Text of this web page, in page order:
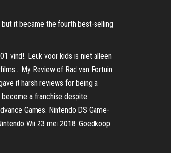
it became the fourth best-selling
vind!. Leuk voor kids is niet alleen
My Review of Rad van Fortuin
it harsh reviews for being a
a franchise despite
Games. Nintendo DS Game-
Wii 23 mei 2018. Goedkoop